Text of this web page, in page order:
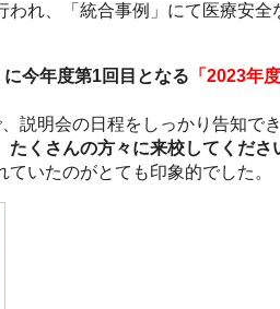
れ、「統合事例」にて医療安全
今年度第1回目となる 「2023年
説明会の日程をしっかり告知で
たくさんの方々に来校してくださ
いたのがとても印象的でした。